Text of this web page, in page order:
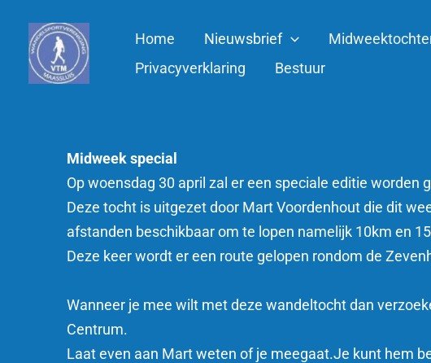
inhoud
Home Nieuwsbrief
Privacyverklaring
Bestuur
Midweek special
Op woensdag 30 april zal er een speciale editie
Deze tocht is uitgezet door Mart Voordenhout die dit
afstanden beschikbaar om te lopen namelijk 10km en
Deze keer wordt er een route gelopen rondom de
Wanneer je mee wilt met deze wandeltocht dan
Centrum.
Laat even aan Mart weten of je meegaat.Je kunt hem